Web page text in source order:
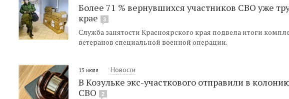
Более 71 % вернувшихся участников СВО уже
крае
3
Служба занятости Красноярского края подвела итоги
ветеранов специальной военной операции.
13 июля Новости
В Козульке экс-участкового отправили в
СВО
2